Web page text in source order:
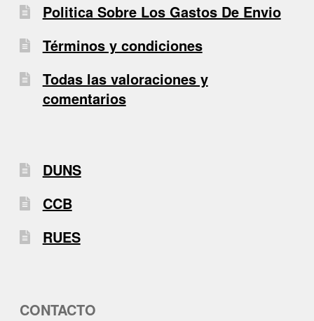
Politica Sobre Los Gastos De Envio
Términos y condiciones
Todas las valoraciones y
comentarios
DUNS
CCB
RUES
CONTACTO